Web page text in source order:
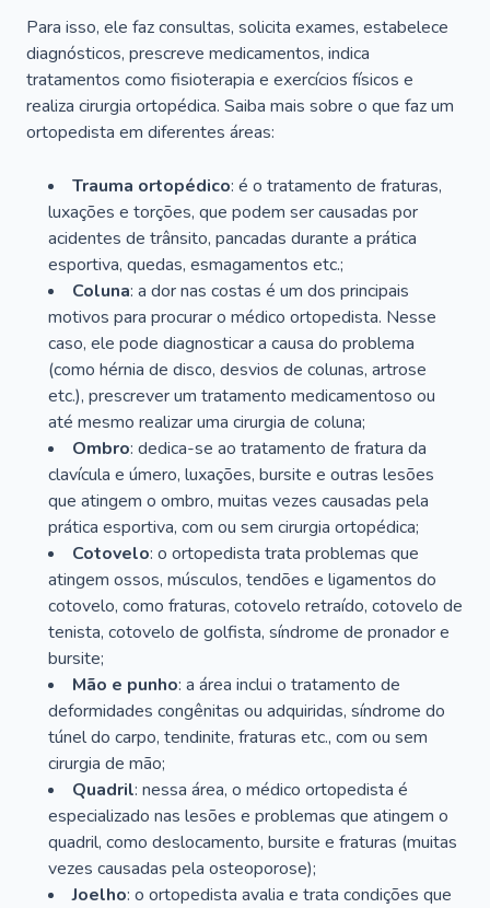
Para isso, ele faz consultas, solicita exames, estabelece
diagnósticos, prescreve medicamentos, indica
tratamentos como fisioterapia e exercícios físicos e
realiza cirurgia ortopédica. Saiba mais sobre o que faz um
ortopedista em diferentes áreas:
Trauma ortopédico: é o tratamento de fraturas,
luxações e torções, que podem ser causadas por
acidentes de trânsito, pancadas durante a prática
esportiva, quedas, esmagamentos etc.;
Coluna: a dor nas costas é um dos principais
motivos para procurar o médico ortopedista. Nesse
caso, ele pode diagnosticar a causa do problema
(como hérnia de disco, desvios de colunas, artrose
etc.), prescrever um tratamento medicamentoso ou
até mesmo realizar uma cirurgia de coluna;
Ombro: dedica-se ao tratamento de fratura da
clavícula e úmero, luxações, bursite e outras lesões
que atingem o ombro, muitas vezes causadas pela
prática esportiva, com ou sem cirurgia ortopédica;
Cotovelo: o ortopedista trata problemas que
atingem ossos, músculos, tendões e ligamentos do
cotovelo, como fraturas, cotovelo retraído, cotovelo de
tenista, cotovelo de golfista, síndrome de pronador e
bursite;
Mão e punho: a área inclui o tratamento de
deformidades congênitas ou adquiridas, síndrome do
túnel do carpo, tendinite, fraturas etc., com ou sem
cirurgia de mão;
Quadril: nessa área, o médico ortopedista é
especializado nas lesões e problemas que atingem o
quadril, como deslocamento, bursite e fraturas (muitas
vezes causadas pela osteoporose);
Joelho: o ortopedista avalia e trata condições que